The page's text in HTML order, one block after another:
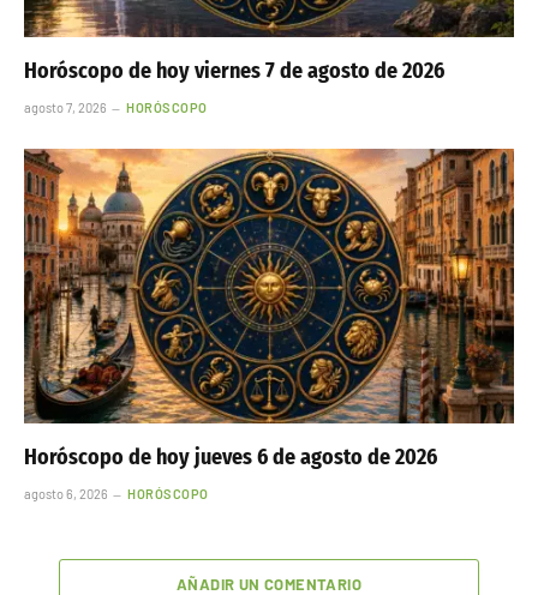
Horóscopo de hoy viernes 7 de agosto de 2026
agosto 7, 2026 HORÓSCOPO
Horóscopo de hoy jueves 6 de agosto de 2026
agosto 6, 2026 HORÓSCOPO
AÑADIR UN COMENTARIO